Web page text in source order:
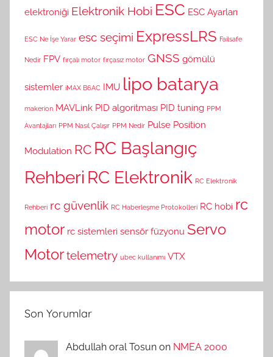
elektroniği Elektronik Hobi ESC ESC Ayarları
ESC Ne İşe Yarar esc seçimi ExpressLRS Failsafe
Nedir FPV fırçalı motor fırçasız motor GNSS gömülü
sistemler iMAX B6AC IMU lipo batarya
makerion MAVLink PID algoritması PID tuning PPM
Avantajları PPM Nasıl Çalışır PPM Nedir Pulse Position
Modulation RC RC Başlangıç
Rehberi RC Elektronik RC Elektronik
Rehberi rc güvenlik RC Haberleşme Protokolleri RC hobi rc
motor rc sistemleri sensör füzyonu Servo
Motortelemetry ubec kullanımı VTX
Son Yorumlar
Abdullah oral Tosun on NMEA 2000